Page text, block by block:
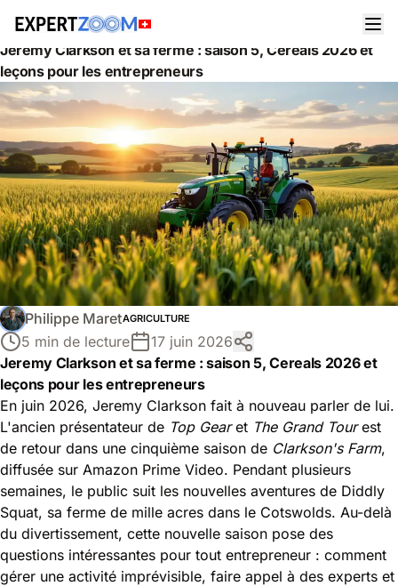
Actualités Général Agriculture
Jeremy Clarkson et sa ferme : saison 5, Cereals 2026 et
leçons pour les entrepreneurs
Philippe MaretAGRICULTURE
5 min de lecture
17 juin 2026
Jeremy Clarkson et sa ferme : saison 5, Cereals 2026 et
leçons pour les entrepreneurs
En juin 2026, Jeremy Clarkson fait à nouveau parler de lui.
L'ancien présentateur de Top Gearet The Grand Tourest
de retour dans une cinquième saison de Clarkson's Farm,
diffusée sur Amazon Prime Video. Pendant plusieurs
semaines, le public suit les nouvelles aventures de Diddly
Squat, sa ferme de mille acres dans le Cotswolds. Au-delà
du divertissement, cette nouvelle saison pose des
questions intéressantes pour tout entrepreneur : comment
gérer une activité imprévisible, faire appel à des experts et